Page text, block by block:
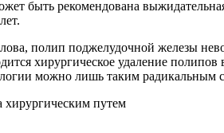
быть рекомендована
полип поджелудочной железы
хирургическое удаление
можно лишь таким радикальным